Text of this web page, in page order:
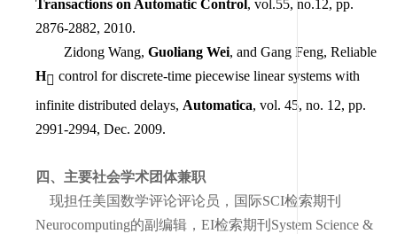
Transactions on Automatic Control, vol.55, no.12, pp.
2876-2882, 2010.
Zidong Wang, Guoliang Wei, and Gang Feng, Reliable
H control for discrete-time piecewise linear systems with
infinite distributed delays, Automatica, vol. 45, no. 12, pp.
2991-2994, Dec. 2009.
四、主要社会学术团体兼职
现担任美国数学评论评论员，国际SCI检索期刊
Neurocomputing的副编辑， EI检索期刊 System Science &